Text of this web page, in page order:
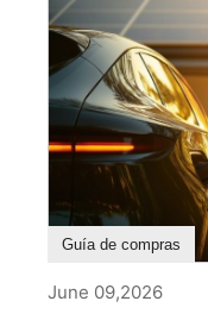
Guía de compras
June 09,2026